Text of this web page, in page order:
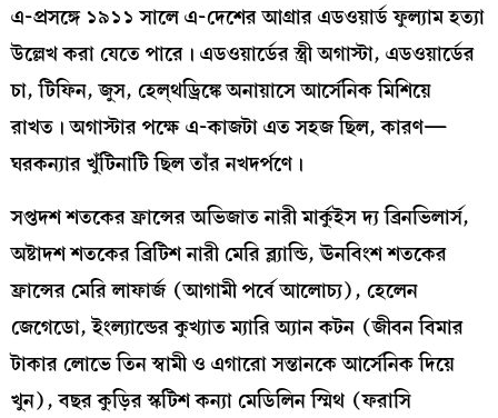
এ-প্রসঙ্গে ১৯১১ সালে এ-দেশের আগ্রার এডওয়ার্ড ফুল্যাম হত্যা
উল্লেখ করা যেতে পারে। এডওয়ার্ডের স্ত্রী অগাস্টা, এডওয়ার্ডের
চা, টিফিন, জুস, হেল্থড্রিঙ্কে অনায়াসে আর্সেনিক মিশিয়ে
রাখত। অগাস্টার পক্ষে এ-কাজটা এত সহজ ছিল, কারণ—
ঘরকন্যার খুঁটিনাটি ছিল তাঁর নখদর্পণে।
সপ্তদশ শতকের ফ্রান্সের অভিজাত নারী মার্কুইস দ‍্য ব্রিনভিলার্স,
অষ্টাদশ শতকের ব্রিটিশ নারী মেরি ব্ল্যান্ডি, ঊনবিংশ শতকের
ফ্রান্সের মেরি লাফার্জ (আগামী পর্বে আলোচ্য), হেলেন
জেগেডো, ইংল্যান্ডের কুখ্যাত ম্যারি অ্যান কটন (জীবন বিমার
টাকার লোভে তিন স্বামী ও এগারো সন্তানকে আর্সেনিক দিয়ে
খুন), বছর কুড়ির স্কটিশ কন্যা মেডিলিন স্মিথ (ফরাসি